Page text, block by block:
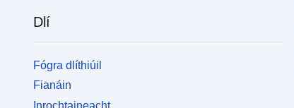
Dlí
Fógra dlíthiúil
Fianáin
Inrochtaineacht